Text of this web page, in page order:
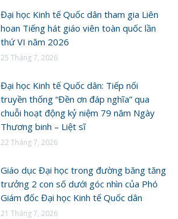
Đại học Kinh tế Quốc dân tham gia Liên
hoan Tiếng hát giáo viên toàn quốc lần
thứ VI năm 2026
25 Tháng 7, 2026
Đại học Kinh tế Quốc dân: Tiếp nối
truyền thống “Đền ơn đáp nghĩa” qua
chuỗi hoạt động kỷ niệm 79 năm Ngày
Thương binh – Liệt sĩ
22 Tháng 7, 2026
Giáo dục Đại học trong đường băng tăng
trưởng 2 con số dưới góc nhìn của Phó
Giám đốc Đại học Kinh tế Quốc dân
21 Tháng 7, 2026